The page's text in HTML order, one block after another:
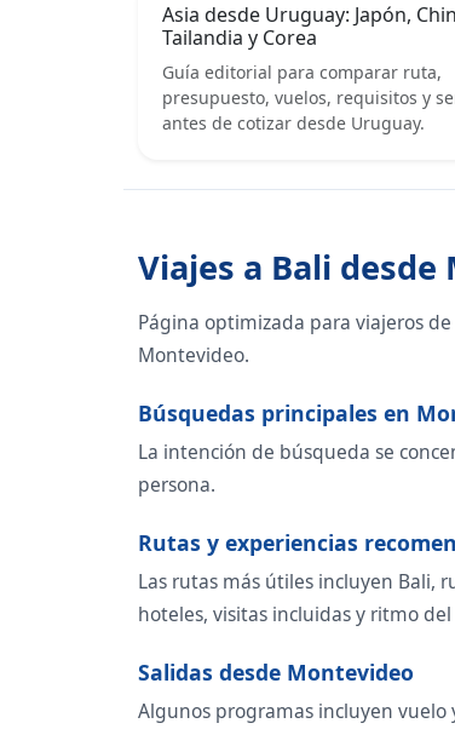
Asia desde Uruguay: Japón,
Tailandia y Corea
Guía editorial para comparar ruta,
presupuesto, vuelos, requisitos y
antes de cotizar desde Uruguay.
Viajes a Bali
Página optimizada para viajeros
Montevideo.
Búsquedas principales en
La intención de búsqueda se
persona.
Rutas y experiencias
Las rutas más útiles incluyen Bali,
hoteles, visitas incluidas y ritmo
Salidas desde Montevideo
Algunos programas incluyen vuelo